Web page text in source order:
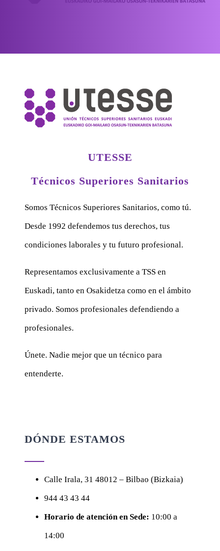
UTESSE
Técnicos Superiores Sanitarios
Somos Técnicos Superiores Sanitarios, como tú.
Desde 1992 defendemos tus derechos, tus
condiciones laborales y tu futuro profesional.
Representamos exclusivamente a TSS en
Euskadi, tanto en Osakidetza como en el ámbito
privado. Somos profesionales defendiendo a
profesionales.
Únete. Nadie mejor que un técnico para
entenderte.
DÓNDE ESTAMOS
Calle Irala, 31 48012 – Bilbao (Bizkaia)
944 43 43 44
Horario de atención en Sede: 10:00 a
14:00